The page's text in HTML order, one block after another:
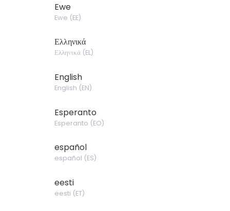
Ewe
Ewe (EE)
Ελληνικά
Ελληνικά(EL)
English
English (EN)
Esperanto
Esperanto (EO)
español
español (ES)
eesti
eesti (ET)